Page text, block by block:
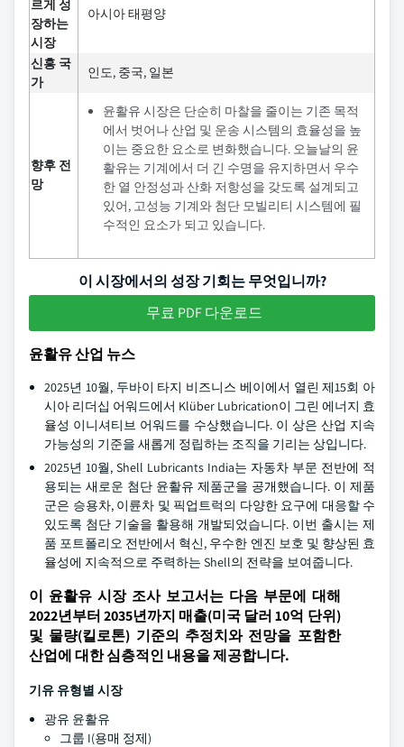
르게 성
장하는
시장
아시아 태평양
신흥 국
가
인도, 중국, 일본
향후 전
망
윤활유 시장은 단순히 마찰을 줄이는 기존 목적
에서 벗어나 산업 및 운송 시스템의 효율성을 높
이는 중요한 요소로 변화했습니다. 오늘날의 윤
활유는 기계에서 더 긴 수명을 유지하면서 우수
한 열 안정성과 산화 저항성을 갖도록 설계되고
있어, 고성능 기계와 첨단 모빌리티 시스템에 필
수적인 요소가 되고 있습니다.
이 시장에서의 성장 기회는 무엇입니까?
무료 PDF 다운로드
윤활유 산업 뉴스
2025년 10월, 두바이 타지 비즈니스 베이에서 열린 제15회 아
시아 리더십 어워드에서 Klüber Lubrication이 그린 에너지 효
율성 이니셔티브 어워드를 수상했습니다. 이 상은 산업 지속
가능성의 기준을 새롭게 정립하는 조직을 기리는 상입니다.
2025년 10월, Shell Lubricants India는 자동차 부문 전반에 적
용되는 새로운 첨단 윤활유 제품군을 공개했습니다. 이 제품
군은 승용차, 이륜차 및 픽업트럭의 다양한 요구에 대응할 수
있도록 첨단 기술을 활용해 개발되었습니다. 이번 출시는 제
품 포트폴리오 전반에서 혁신, 우수한 엔진 보호 및 향상된 효
율성에 지속적으로 주력하는 Shell의 전략을 보여줍니다.
이 윤활유 시장 조사 보고서는 다음 부문에 대해
2022년부터 2035년까지 매출(미국 달러 10억 단위)
및 물량(킬로톤) 기준의 추정치와 전망을 포함한
산업에 대한 심층적인 내용을 제공합니다.
기유 유형별 시장
광유 윤활유
그룹 I(용매 정제)